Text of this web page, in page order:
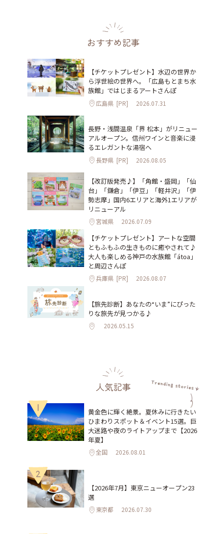
おすすめ記事
【チケットプレゼント】水辺の世界か
ら浮世絵の世界へ。「広島もとまち水
族館」ではじまるアートさんぽ
広島県 [PR] 2026.07.31
長野・浅間温泉「界 松本」がリニュー
アルオープン。信州ワインと音楽に浸
るエレガントな湯宿へ
長野県 [PR] 2026.08.05
【改訂版発売♪】「角館・盛岡」「仙
台」「鎌倉」「伊豆」「軽井沢」「伊
勢志摩」国内6エリアと海外1エリアが
リニューアル
宮城県 2026.07.09
【チケットプレゼント】アートな空間
ともふもふの生きものに癒やされて♪
大人も楽しめる神戸の水族館「átoa」
と周辺さんぽ
兵庫県 [PR] 2026.08.07
【旅先診断】あなたの“いま”にぴった
りな旅先が見つかる♪
2026.05.15
人気記事
1
黄金色に輝く絶景。夏休みに行きたい
ひまわりスポット＆イベント15選。巨
大迷路や夜のライトアップまで【2026
年夏】
全国 2026.08.01
2
【2026年7月】東京ニューオープン23
選
東京都 2026.07.30